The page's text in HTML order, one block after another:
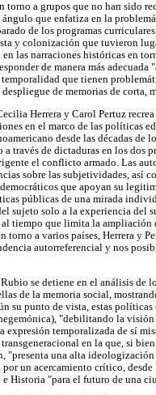
torno a grupos que no han sido
ángulo que enfatiza en la
de los programas
y colonización que tuvieron
en las narraciones históricas en
de manera más
que tienen
de memorias de corta,
Herrera y Carol Pertuz
en el marco de las políticas
desde las décadas de
a través de dictaduras en los dos
el conflicto armado. Las
sobre las subjetividades, así
que apoyan su
públicas de una mirada
sujeto solo a la experiencia del
tiempo que limita la ampliación
torno a varios países, Herrera y
autorreferencial y nos
se detiene en el análisis de
de la memoria social,
su punto de vista, estas
"debilitando la
expresión temporalizada de sí
en la que, si
"presenta una alta
un acercamiento crítico, desde
Historia "para el futuro de una